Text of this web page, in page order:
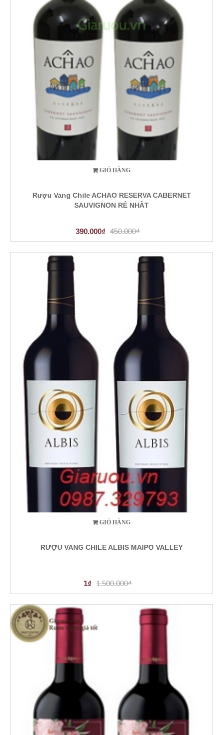
GIỎ HÀNG
Rượu Vang Chile ACHAO RESERVA CABERNET
SAUVIGNON RẺ NHẤT
390.000₫ 450.000₫
GIỎ HÀNG
RƯỢU VANG CHILE ALBIS MAIPO VALLEY
1₫ 1.500.000₫